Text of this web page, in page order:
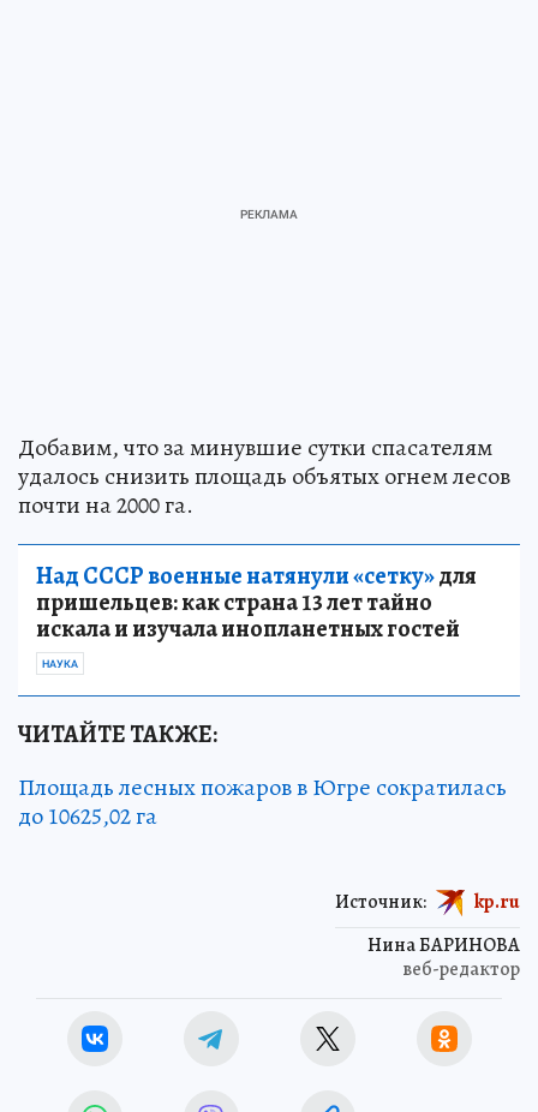
Добавим, что за минувшие сутки спасателям
удалось снизить площадь объятых огнем лесов
почти на 2000 га.
Над СССР военные натянули «сетку»для
пришельцев: как страна 13 лет тайно
искала и изучала инопланетных гостей
НАУКА
ЧИТАЙТЕ ТАКЖЕ:
Площадь лесных пожаров в Югре сократилась
до 10625,02 га
Нина БАРИНОВА
веб-редактор
Источник: kp.ru